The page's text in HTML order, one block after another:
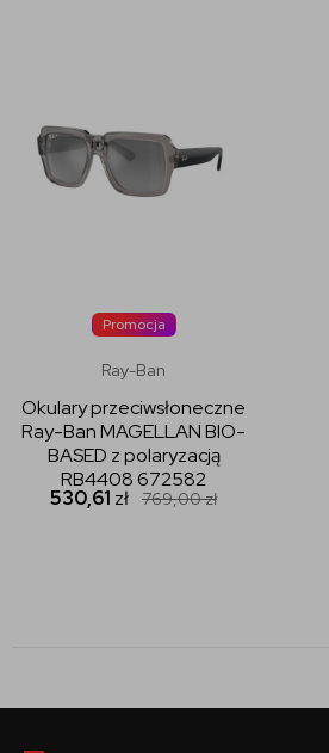
Promocja
Ray-Ban
Okulary przeciwsłoneczne
Ray-Ban MAGELLAN BIO-
BASED z polaryzacją
RB4408 672582
530,61 zł 769,00zł